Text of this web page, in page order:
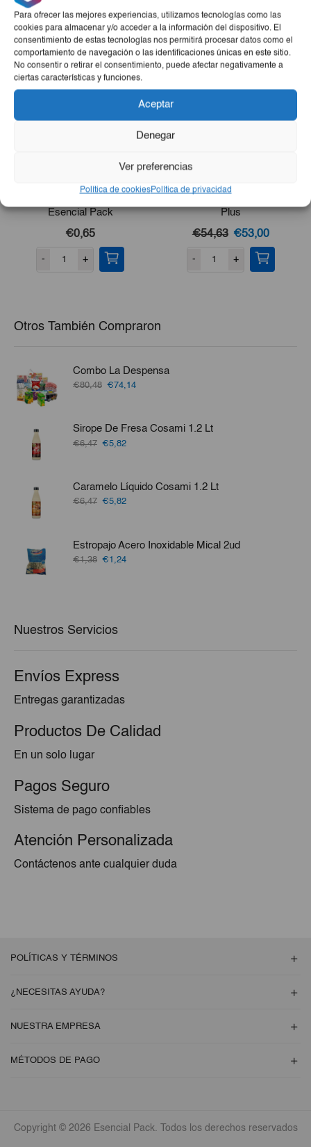
Para ofrecer las mejores experiencias, utilizamos tecnologías como las
cookies para almacenar y/o acceder a la información del dispositivo. El
consentimiento de estas tecnologías nos permitirá procesar datos como el
comportamiento de navegación o las identificaciones únicas en este sitio.
No consentir o retirar el consentimiento, puede afectar negativamente a
ciertas características y funciones.
Aceptar
Denegar
Ver preferencias
Política de cookiesPolítica de privacidad
Productos Relacionados
Bolsa De Mercado
Esencial Pack
€0,65
- +
Combo Cuidado Personal
Plus
€54,63 El
precio
original
€53,00El
precio
actual
- +
Otros También Compraron
Combo La Despensa
€80,48 El
era:
€74,14El
Sirope De Fresa Cosami 1.2 Lt
€6,47 El
era:
€6,47.
€5,82El
es:
€5,82.
Caramelo Líquido Cosami 1.2 Lt
€6,47 El
€6,47.
€5,82El
€5,82.
Estropajo Acero Inoxidable Mical 2ud
€1,38 El
€1,24El
Nuestros Servicios
Envíos Express
Entregas garantizadas
Productos De Calidad
En un solo lugar
Pagos Seguro
Sistema de pago confiables
Atención Personalizada
Contáctenos ante cualquier duda
POLÍTICAS Y TÉRMINOS
¿NECESITAS AYUDA?
NUESTRA EMPRESA
MÉTODOS DE PAGO
Copyright © 2026 Esencial Pack. Todos los derechos reservados